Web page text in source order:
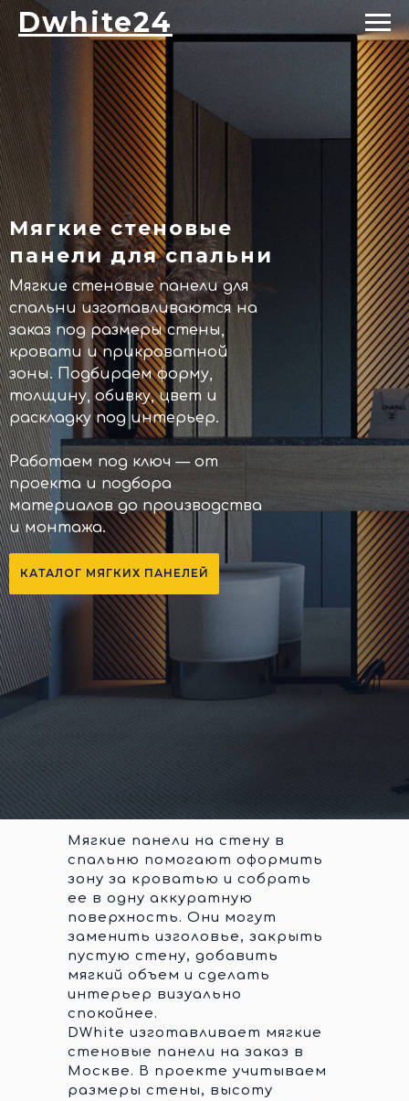
Dwhite24
Мягкие стеновые
панели для спальни
Мягкие стеновые панели для
спальни изготавливаются на
заказ под размеры стены,
кровати и прикроватной
зоны. Подбираем форму,
толщину, обивку, цвет и
раскладку под интерьер.
Работаем под ключ — от
проекта и подбора
материалов до производства
и монтажа.
КАТАЛОГ МЯГКИХ ПАНЕЛЕЙ
Мягкие панели на стену в
спальню помогают оформить
зону за кроватью и собрать
ее в одну аккуратную
поверхность. Они могут
заменить изголовье, закрыть
пустую стену, добавить
мягкий объем и сделать
интерьер визуально
спокойнее.
DWhite изготавливает мягкие
стеновые панели на заказ в
Москве. В проекте учитываем
размеры стены, высоту